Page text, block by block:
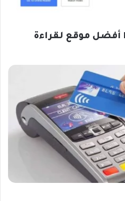
موقع Natural Reader أفضل موقع لقراءة